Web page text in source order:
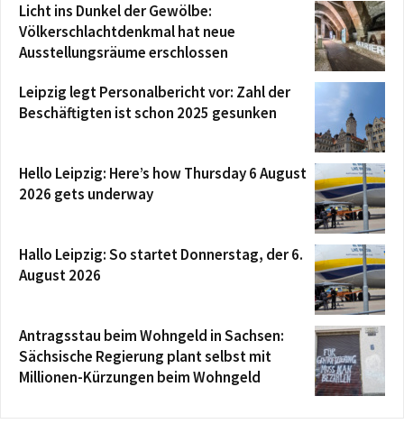
Licht ins Dunkel der Gewölbe:
Völkerschlachtdenkmal hat neue
Ausstellungsräume erschlossen
Leipzig legt Personalbericht vor: Zahl der
Beschäftigten ist schon 2025 gesunken
Hello Leipzig: Here’s how Thursday 6 August
2026 gets underway
Hallo Leipzig: So startet Donnerstag, der 6.
August 2026
Antragsstau beim Wohngeld in Sachsen:
Sächsische Regierung plant selbst mit
Millionen-Kürzungen beim Wohngeld